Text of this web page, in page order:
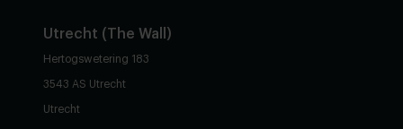
Utrecht (The Wall)
Hertogswetering 183
3543 AS Utrecht
Utrecht